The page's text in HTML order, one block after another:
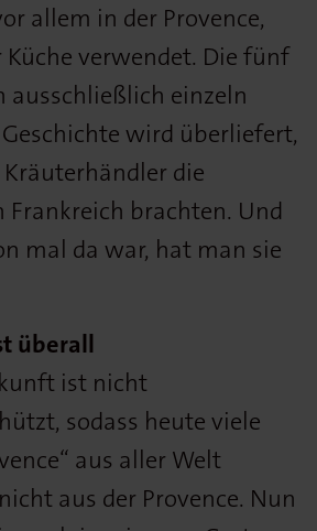
allem in der Provence,
verwendet. Die fünf
ausschließlich einzeln
wird überliefert,
die
Frankreich brachten. Und
mal da war, hat man sie
überall
ist nicht
sodass heute viele
aus aller Welt
aus der Provence. Nun